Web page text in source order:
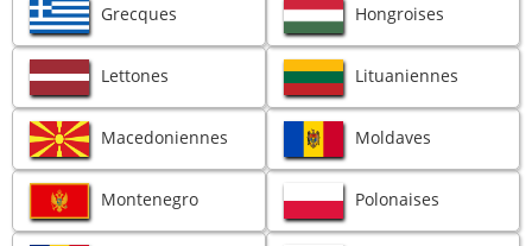
Grecques Hongroises
Lettones Lituaniennes
Macedoniennes Moldaves
Montenegro Polonaises